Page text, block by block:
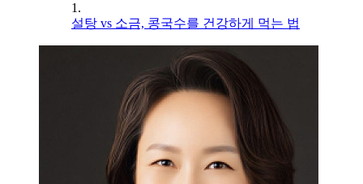
1.
설탕 vs 소금, 콩국수를 건강하게 먹는 법